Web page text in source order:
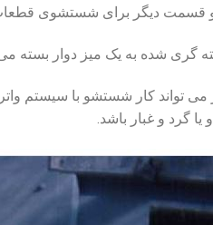
و قسمت دیگر برای شستشوی
شده به یک میز دوار بسته
می تواند کار شستشو با سیستم
گرد و غبار باشد.